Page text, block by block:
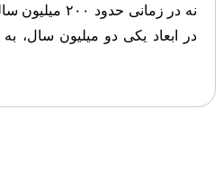
نه در زمانی
در ابعاد یکی دو میلیون سال، به